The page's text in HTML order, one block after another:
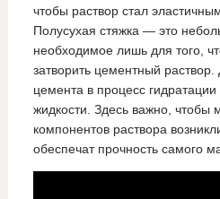
чтобы раствор стал
Полусухая стяжка — это
необходимое лишь для того,
затворить цементный
цемента в процесс
жидкости. Здесь важно, чтобы
компонентов раствора
обеспечат прочность самого